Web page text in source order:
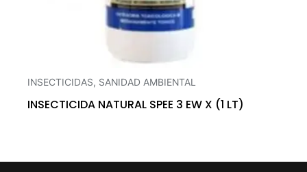
INSECTICIDAS, SANIDAD AMBIENTAL
INSECTICIDA NATURAL SPEE 3 EW X (1 LT)